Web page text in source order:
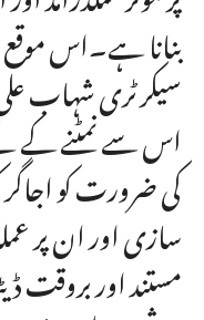
بنانا ہے۔اس
سیکرٹری شہاب
اس سے نمٹنے کے
کی ضرورت کو
سازی اور ان پر
مستند اور بروقت